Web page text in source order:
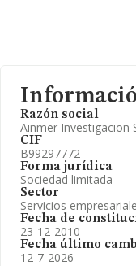
Razón social
Ainmer Investigacion
CIF
B99297772
Forma jurídica
Sociedad limitada
Sector
Servicios
Fecha de
23-12-2010
Fecha último
12-7-2026